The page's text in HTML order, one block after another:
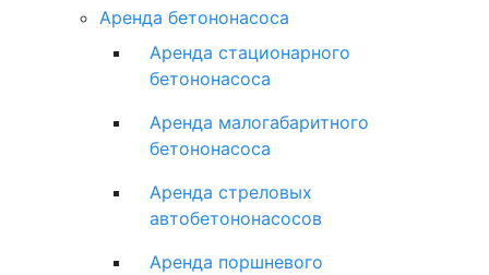
Аренда бетононасоса
Аренда стационарного
бетононасоса
Аренда малогабаритного
бетононасоса
Аренда стреловых
автобетононасосов
Аренда поршневого